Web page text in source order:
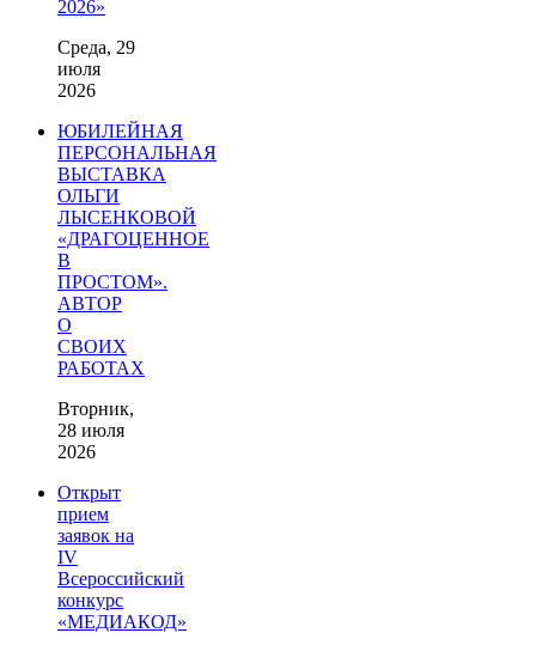
2026»
Среда, 29
июля
2026
ЮБИЛЕЙНАЯ
ПЕРСОНАЛЬНАЯ
ВЫСТАВКА
ОЛЬГИ
ЛЫСЕНКОВОЙ
«ДРАГОЦЕННОЕ
В
ПРОСТОМ».
АВТОР
О
СВОИХ
РАБОТАХ
Вторник,
28 июля
2026
Открыт
прием
заявок на
IV
Всероссийский
конкурс
«МЕДИАКОД»